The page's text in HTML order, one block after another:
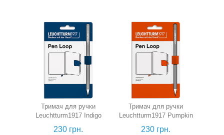
Тримач для ручки
Leuchtturm1917 Indigo
(індиго)
230 грн.
Тримач для ручки
Leuchtturm1917 Pumpkin
(гарбузовий)
230 грн.